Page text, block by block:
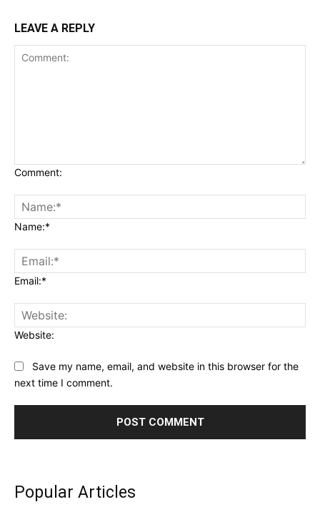
LEAVE A REPLY
Comment:
Name:*
Email:*
Website:
Save my name, email, and website in this browser for the
next time I comment.
Popular Articles